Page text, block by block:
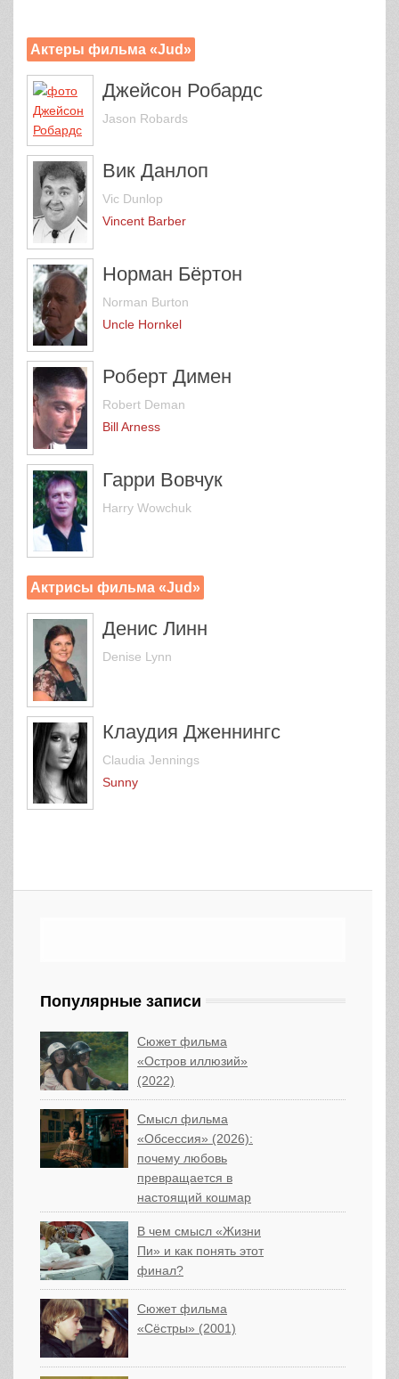
Актеры фильма «Jud»
Джейсон Робардс
Jason Robards
Вик Данлоп
Vic Dunlop
Vincent Barber
Норман Бёртон
Norman Burton
Uncle Hornkel
Роберт Димен
Robert Deman
Bill Arness
Гарри Вовчук
Harry Wowchuk
Актрисы фильма «Jud»
Денис Линн
Denise Lynn
Клаудия Дженнингс
Claudia Jennings
Sunny
Популярные записи
Сюжет фильма
«Остров иллюзий»
(2022)
Смысл фильма
«Обсессия» (2026):
почему любовь
превращается в
настоящий кошмар
В чем смысл «Жизни
Пи» и как понять этот
финал?
Сюжет фильма
«Сёстры» (2001)